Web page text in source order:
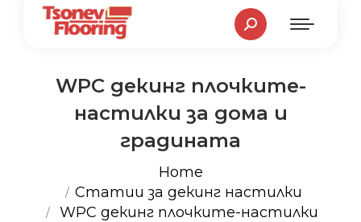
Search:
WPC декинг плочките-
настилки за дома и
градината
Home
Статии за декинг настилки
WPC декинг плочките-настилки